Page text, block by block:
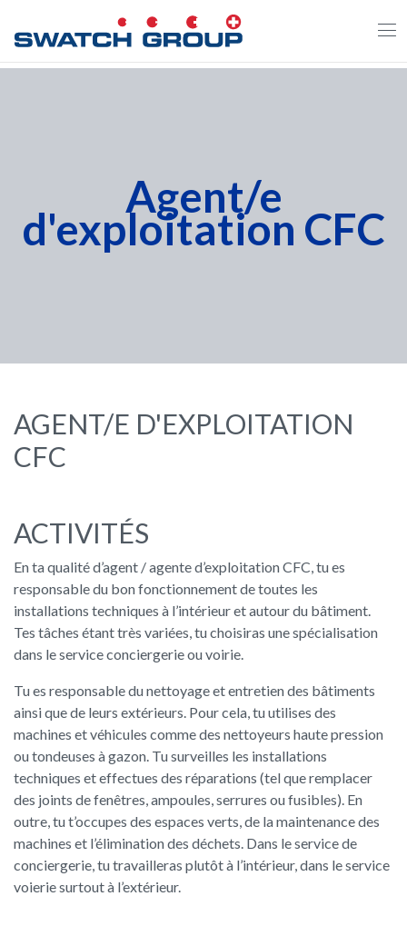
Agent/e
d'exploitation CFC
AGENT/E D'EXPLOITATION
CFC
ACTIVITÉS
En ta qualité d’agent / agente d’exploitation CFC, tu es
responsable du bon fonctionnement de toutes les
installations techniques à l’intérieur et autour du bâtiment.
Tes tâches étant très variées, tu choisiras une spécialisation
dans le service conciergerie ou voirie.
Tu es responsable du nettoyage et entretien des bâtiments
ainsi que de leurs extérieurs. Pour cela, tu utilises des
machines et véhicules comme des nettoyeurs haute pression
ou tondeuses à gazon. Tu surveilles les installations
techniques et effectues des réparations (tel que remplacer
des joints de fenêtres, ampoules, serrures ou fusibles). En
outre, tu t’occupes des espaces verts, de la maintenance des
machines et l’élimination des déchets. Dans le service de
conciergerie, tu travailleras plutôt à l’intérieur, dans le service
voierie surtout à l’extérieur.